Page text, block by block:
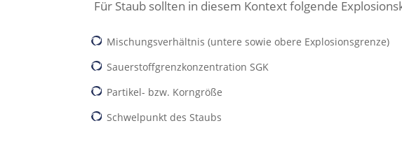
Für Staub sollten in diesem Kontext folgende
Mischungsverhältnis (untere sowie obere Explosionsgrenze)
Sauerstoffgrenzkonzentration SGK
Partikel- bzw. Korngröße
Schwelpunkt des Staubs